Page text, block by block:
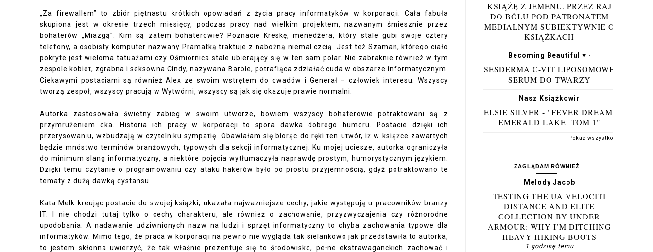
„Za firewallem” to zbiór piętnastu krótkich opowiadań z życia pracy informatyków w korporacji. Cała fabuła
skupiona jest w okresie trzech miesięcy, podczas pracy nad wielkim projektem, nazwanym śmiesznie przez
bohaterów „Miazgą”. Kim są zatem bohaterowie? Poznacie Kreskę, menedżera, który stale gubi swoje cztery
telefony, a osobisty komputer nazwany Pramatką traktuje z nabożną niemal czcią. Jest też Szaman, którego ciało
pokryte jest wieloma tatuażami czy Ośmiornica stale ubierający się w ten sam polar. Nie zabraknie również w tym
zespole kobiet, zgrabna i seksowna Cindy, nazywana Barbie, potrafiąca zdziałać cuda w obszarze informatycznym.
Ciekawymi postaciami są również Alex ze swoim wstrętem do owadów i Generał – człowiek interesu. Wszyscy
tworzą zespół, wszyscy pracują w Wytwórni, wszyscy są jak się okazuje prawie normalni.
Autorka zastosowała świetny zabieg w swoim utworze, bowiem wszyscy bohaterowie potraktowani są z
przymrużeniem oka. Historia ich pracy w korporacji to spora dawka dobrego humoru. Postacie dzięki ich
przerysowaniu, wzbudzają w czytelniku sympatię. Obawiałam się biorąc do ręki ten utwór, iż w książce zawartych
będzie mnóstwo terminów branżowych, typowych dla sekcji informatycznej. Ku mojej uciesze, autorka ograniczyła
do minimum slang informatyczny, a niektóre pojęcia wytłumaczyła naprawdę prostym, humorystycznym językiem.
Dzięki temu czytanie o programowaniu czy ataku hakerów było po prostu przyjemnością, gdyż potraktowano te
tematy z dużą dawką dystansu.
Kata Melk kreując postacie do swojej książki, ukazała najważniejsze cechy, jakie występują u pracowników branży
IT. I nie chodzi tutaj tylko o cechy charakteru, ale również o zachowanie, przyzwyczajenia czy różnorodne
upodobania. A nadawanie udziwnionych nazw na ludzi i sprzęt informatyczny to chyba zachowania typowe dla
informatyków. Mimo tego, że praca w korporacji na pewno nie wygląda tak sielankowo jak przedstawiła to autorka,
to jestem skłonna uwierzyć, że tak właśnie prezentuje się to środowisko, pełne ekstrawaganckich zachować i
KSIĄŻĘ Z JEMENU. PRZEZ RAJ
DO BÓLU POD PATRONATEM
MEDIALNYM SUBIEKTYWNIE O
KSIĄŻKACH
Becoming Beautiful ♥ ·
SESDERMA C-VIT LIPOSOMOWE
SERUM DO TWARZY
Nasz Książkowir
ELSIE SILVER - "FEVER DREAM.
EMERALD LAKE. TOM 1"
Pokaż wszystko
ZAGLĄDAM RÓWNIEŻ
Melody Jacob
TESTING THE UA VELOCITI
DISTANCE AND ELITE
COLLECTION BY UNDER
ARMOUR: WHY I’M DITCHING
HEAVY HIKING BOOTS
1 godzinę temu